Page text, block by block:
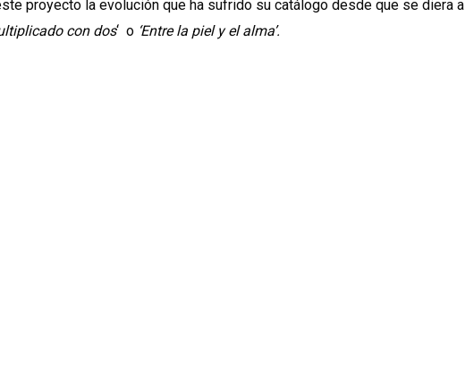
proyecto la evolución que ha sufrido su catálogo desde que se diera a
con dos‘ o ‘Entre la piel y el alma’.